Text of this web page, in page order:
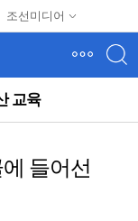
조선미디어
교육
들어선